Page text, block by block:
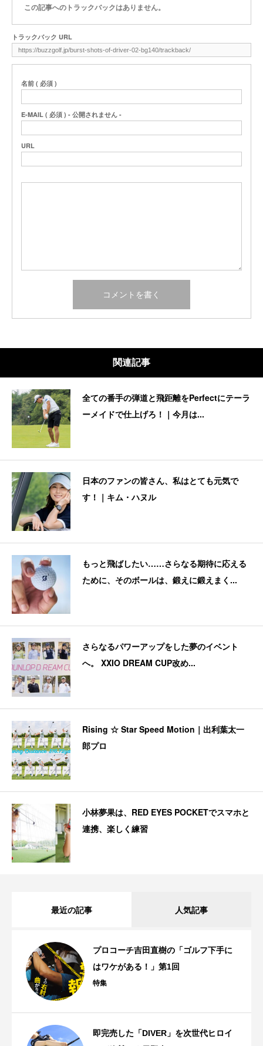
この記事へのトラックバックはありません。
トラックバック URL
名前 ( 必須 )
E-MAIL ( 必須 ) - 公開されません -
URL
関連記事
全ての番手の弾道と飛距離をPerfectにテーラ
ーメイドで仕上げろ！｜今月は...
日本のファンの皆さん、私はとても元気で
す！｜キム・ハヌル
もっと飛ばしたい……さらなる期待に応える
ために、そのボールは、鍛えに鍛えまく...
さらなるパワーアップをした夢のイベント
へ。 XXIO DREAM CUP改め...
Rising ☆ Star Speed Motion｜出利葉太一
郎プロ
小林夢果は、RED EYES POCKETでスマホと
連携、楽しく練習
最近の記事 人気記事
プロコーチ吉田直樹の「ゴルフ下手に
はワケがある！」第1回
特集
即完売した「DIVER」を次世代ヒロイ